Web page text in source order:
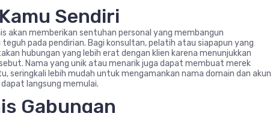
Sendiri
akan memberikan sentuhan personal yang membangun
pada pendirian. Bagi konsultan, pelatih atau siapapun yang
hubungan yang lebih erat dengan klien karena menunjukkan
Nama yang unik atau menarik juga dapat membuat merek
seringkali lebih mudah untuk mengamankan nama domain dan akun
langsung memulai.
Gabungan